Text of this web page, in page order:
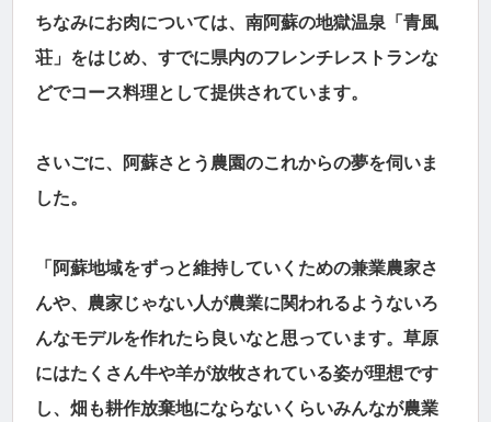
ちなみにお肉については、南阿蘇の地獄温泉「青風
荘」をはじめ、すでに県内のフレンチレストランな
どでコース料理として提供されています。
さいごに、阿蘇さとう農園のこれからの夢を伺いま
した。
「阿蘇地域をずっと維持していくための兼業農家さ
んや、農家じゃない人が農業に関われるようないろ
んなモデルを作れたら良いなと思っています。草原
にはたくさん牛や羊が放牧されている姿が理想です
し、畑も耕作放棄地にならないくらいみんなが農業